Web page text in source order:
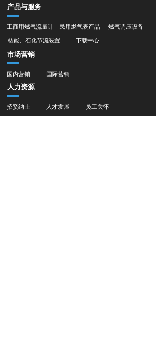
产品与服务
工商用燃气流量计
民用燃气表产品
核能、石化节流装置
下载中心
市场营销
国内营销 国际营销
人力资源
招贤纳士 人才发展 员工关怀
燃气调压设备